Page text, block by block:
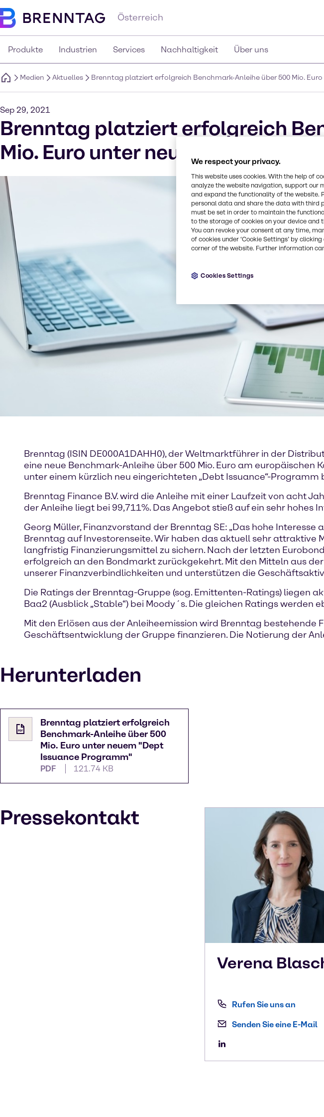
Österreich
Produkte Industrien Services Nachhaltigkeit Über uns
Medien Aktuelles Brenntag platziert erfolgreich Benchmark-Anleihe über 500 Mio.
Sep 29, 2021
Brenntag platziert erfolgreich
Mio. Euro unter neuem 'Dept
Brenntag (ISIN DE000A1DAHH0), der Weltmarktführer in der
eine neue Benchmark-Anleihe über 500 Mio. Euro am
unter einem kürzlich neu eingerichteten „Debt Issuance“-Programm
Brenntag Finance B.V. wird die Anleihe mit einer Laufzeit von acht
der Anleihe liegt bei 99,711%. Das Angebot stieß auf ein sehr hohes
Georg Müller, Finanzvorstand der Brenntag SE: „Das hohe
Brenntag auf Investorenseite. Wir haben das aktuell sehr attraktive
langfristig Finanzierungsmittel zu sichern. Nach der letzten
erfolgreich an den Bondmarkt zurückgekehrt. Mit den Mitteln aus
unserer Finanzverbindlichkeiten und unterstützen die
Die Ratings der Brenntag-Gruppe (sog. Emittenten-Ratings) liegen
Baa2 (Ausblick „Stable“) bei Moody´s. Die gleichen Ratings
Mit den Erlösen aus der Anleiheemission wird Brenntag
Geschäftsentwicklung der Gruppe finanzieren. Die Notierung der
Herunterladen
Brenntag platziert erfolgreich
Benchmark-Anleihe über 500
Mio. Euro unter neuem "Dept
Issuance Programm"
PDF 121.74 KB
Pressekontakt
Verena
Rufen Sie uns an
Senden Sie eine E-Mail
We respect your privacy.
This website uses cookies. With the help of
analyze the website navigation, support our
and expand the functionality of the website.
personal data and share the data with third
must be set in order to maintain the
to the storage of cookies on your device
You can revoke your consent at any time,
of cookies under ‘Cookie Settings’ by
corner of the website. Further information
Cookies Settings